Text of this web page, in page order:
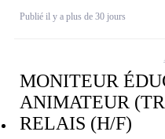
Publié il y a plus de 30 jours
MONITEUR
ANIMATEUR
RELAIS (H/F)